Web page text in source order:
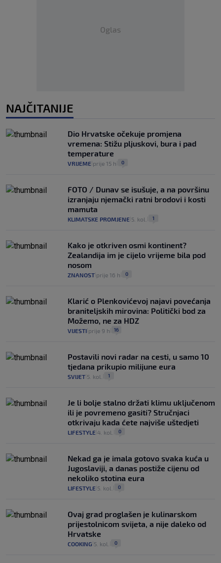
Oglas
NAJČITANIJE
Dio Hrvatske očekuje promjena
vremena: Stižu pljuskovi, bura i pad
temperature
VRIJEME prije 15 h 0
FOTO / Dunav se isušuje, a na površinu
izranjaju njemački ratni brodovi i kosti
mamuta
KLIMATSKE PROMJENE 5. kol. 1
Kako je otkriven osmi kontinent?
Zealandija im je cijelo vrijeme bila pod
nosom
ZNANOST prije 16 h 0
Klarić o Plenkovićevoj najavi povećanja
braniteljskih mirovina: Politički bod za
Možemo, ne za HDZ
VIJESTI prije 9 h 16
Postavili novi radar na cesti, u samo 10
tjedana prikupio milijune eura
SVIJET 5. kol. 1
Je li bolje stalno držati klimu uključenom
ili je povremeno gasiti? Stručnjaci
otkrivaju kada ćete najviše uštedjeti
LIFESTYLE 4. kol. 0
Nekad ga je imala gotovo svaka kuća u
Jugoslaviji, a danas postiže cijenu od
nekoliko stotina eura
LIFESTYLE 5. kol. 0
Ovaj grad proglašen je kulinarskom
prijestolnicom svijeta, a nije daleko od
Hrvatske
COOKING 5. kol. 0